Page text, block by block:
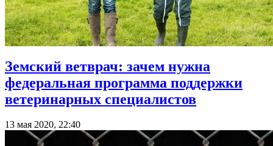
Земский ветврач: зачем нужна
федеральная программа поддержки
ветеринарных специалистов
13 мая 2020, 22:40